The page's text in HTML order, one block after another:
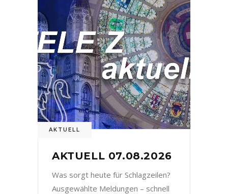
AKTUELL
AKTUELL 07.08.2026
Was sorgt heute für Schlagzeilen?
Ausgewählte Meldungen – schnell